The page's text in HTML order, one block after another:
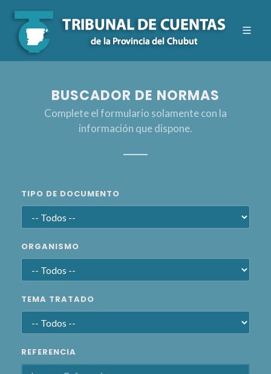
BUSCADOR DE NORMAS
Complete el formulario solamente con la
información que dispone.
TIPO DE DOCUMENTO
ORGANISMO
TEMA TRATADO
REFERENCIA